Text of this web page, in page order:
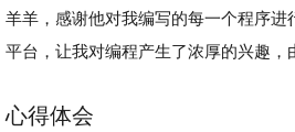
羊羊，感谢他对我编写的每一个程序进
平台，让我对编程产生了浓厚的兴趣，
心得体会